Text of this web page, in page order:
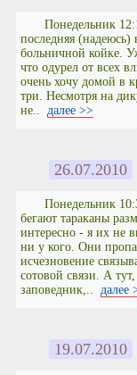
Понедельник
последняя (надеюсь)
больничной койке.
что одурел от всех
очень хочу домой в
три. Несмотря на
не.. далее >>
26.07.2010
Понедельник
бегают тараканы
интересно - я их не
ни у кого. Они
исчезновение
сотовой связи. А
заповедник,.. далее
19.07.2010